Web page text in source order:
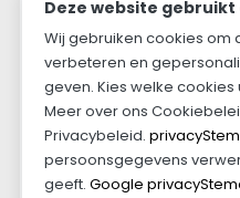
Deze website gebruikt
Wij gebruiken cookies om
verbeteren en
geven. Kies welke
Meer over ons
Privacybeleid.
persoonsgegevens
geeft. Google